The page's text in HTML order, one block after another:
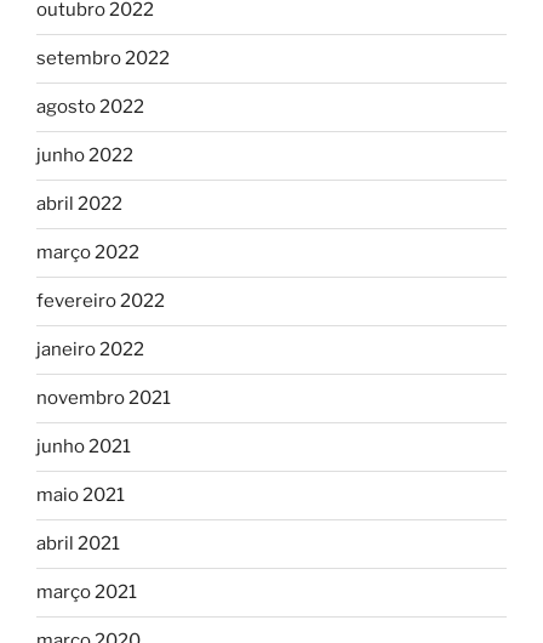
outubro 2022
setembro 2022
agosto 2022
junho 2022
abril 2022
março 2022
fevereiro 2022
janeiro 2022
novembro 2021
junho 2021
maio 2021
abril 2021
março 2021